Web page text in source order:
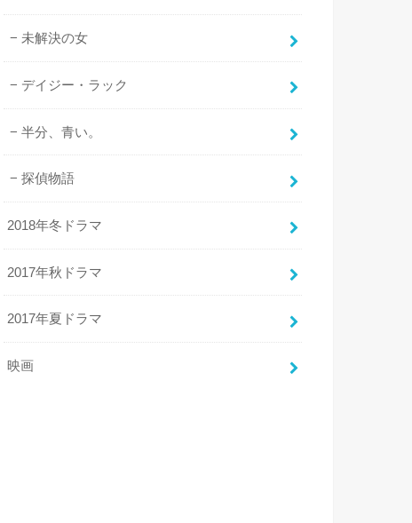
未解決の女
デイジー・ラック
半分、青い。
探偵物語
2018年冬ドラマ
2017年秋ドラマ
2017年夏ドラマ
映画